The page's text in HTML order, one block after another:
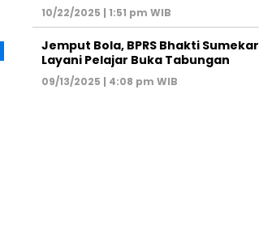
10/22/2025 | 1:51 pm WIB
Jemput Bola, BPRS Bhakti Sumekar
Layani Pelajar Buka Tabungan
09/13/2025 | 4:08 pm WIB